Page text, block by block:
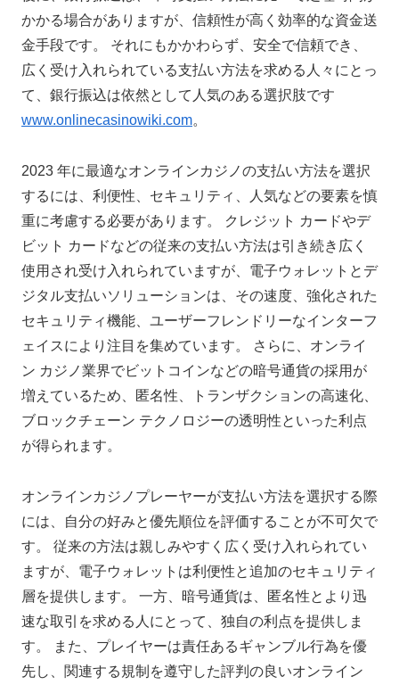
かかる場合がありますが、信頼性が高く効率的な資金送
金手段です。 それにもかかわらず、安全で信頼でき、
広く受け入れられている支払い方法を求める人々にとっ
て、銀行振込は依然として人気のある選択肢です
www.onlinecasinowiki.com。
2023 年に最適なオンラインカジノの支払い方法を選択
するには、利便性、セキュリティ、人気などの要素を慎
重に考慮する必要があります。 クレジット カードやデ
ビット カードなどの従来の支払い方法は引き続き広く
使用され受け入れられていますが、電子ウォレットとデ
ジタル支払いソリューションは、その速度、強化された
セキュリティ機能、ユーザーフレンドリーなインターフ
ェイスにより注目を集めています。 さらに、オンライ
ン カジノ業界でビットコインなどの暗号通貨の採用が
増えているため、匿名性、トランザクションの高速化、
ブロックチェーン テクノロジーの透明性といった利点
が得られます。
オンラインカジノプレーヤーが支払い方法を選択する際
には、自分の好みと優先順位を評価することが不可欠で
す。 従来の方法は親しみやすく広く受け入れられてい
ますが、電子ウォレットは利便性と追加のセキュリティ
層を提供します。 一方、暗号通貨は、匿名性とより迅
速な取引を求める人にとって、独自の利点を提供しま
す。 また、プレイヤーは責任あるギャンブル行為を優
先し、関連する規制を遵守した評判の良いオンライン